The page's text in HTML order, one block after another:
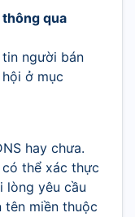
qua
người bán
ở mục
hay chưa.
thể xác thực
lòng yêu cầu
tên miền thuộc